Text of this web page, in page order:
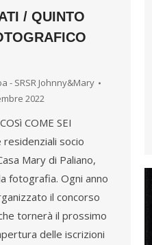
/ QUINTO
- SRSR Johnny&Mary
2022
COME SEI
socio
Mary di Paliano,
fotografia. Ogni anno
il concorso
tornerà il prossimo
delle iscrizioni